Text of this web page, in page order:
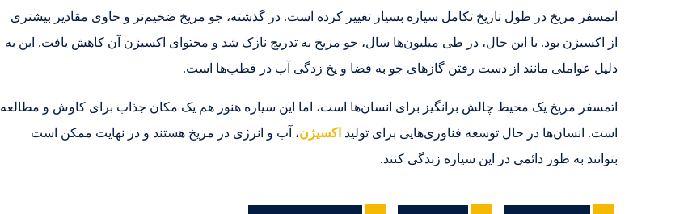
اتمسفر مریخ در طول تاریخ تکامل سیاره بسیار تغییر کرده است. در گذشته، جو مریخ ضخیم‌تر و حاوی مقادیر بیشتری
از اکسیژن بود. با این حال، در طی میلیون‌ها سال، جو مریخ به تدریج نازک شد و محتوای اکسیژن آن کاهش یافت. این به
دلیل عواملی مانند از دست رفتن گازهای جو به فضا و یخ زدگی آب در قطب‌ها است.
اتمسفر مریخ یک محیط چالش برانگیز برای انسان‌ها است، اما این سیاره هنوز هم یک مکان جذاب برای کاوش و مطالعه
است. انسان‌ها در حال توسعه فناوری‌هایی برای تولید اکسیژن، آب و انرژی در مریخ هستند و در نهایت ممکن است
بتوانند به طور دائمی در این سیاره زندگی کنند.